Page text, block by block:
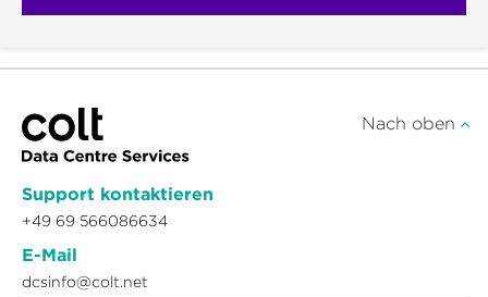
Support kontaktieren
+49 69 566086634
E-Mail
dcsinfo@colt.net
Nach oben